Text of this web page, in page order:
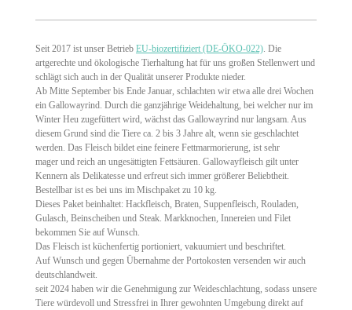
Seit 2017 ist unser Betrieb EU-biozertifiziert (DE-ÖKO-022) . Die
artgerechte und ökologische Tierhaltung hat für uns großen Stellenwert und
schlägt sich auch in der Qualität unserer Produkte nieder.
Ab Mitte September bis Ende Januar, schlachten wir etwa alle drei Wochen
ein Gallowayrind. Durch die ganzjährige Weidehaltung, bei welcher nur im
Winter Heu zugefüttert wird, wächst das Gallowayrind nur langsam. Aus
diesem Grund sind die Tiere ca. 2 bis 3 Jahre alt, wenn sie geschlachtet
werden. Das Fleisch bildet eine feinere Fettmarmorierung, ist sehr
mager und reich an ungesättigten Fettsäuren. Gallowayfleisch gilt unter
Kennern als Delikatesse und erfreut sich immer größerer Beliebtheit.
Bestellbar ist es bei uns im Mischpaket zu 10 kg.
Dieses Paket beinhaltet: Hackfleisch, Braten, Suppenfleisch, Rouladen,
Gulasch, Beinscheiben und Steak. Markknochen, Innereien und Filet
bekommen Sie auf Wunsch.
Das Fleisch ist küchenfertig portioniert, vakuumiert und beschriftet.
Auf Wunsch und gegen Übernahme der Portokosten versenden wir auch
deutschlandweit.
seit 2024 haben wir die Genehmigung zur Weideschlachtung, sodass unsere
Tiere würdevoll und Stressfrei in Ihrer gewohnten Umgebung direkt auf